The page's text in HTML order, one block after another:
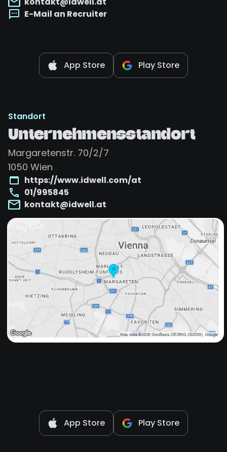
E-Mail an Recruiter
App Store Play Store
Standort
Unternehmensstandort
Margaretenstr. 70/2/7
1050 Wien
https://www.idwell.com/at
01/995845
kontakt@idwell.at
App Store Play Store